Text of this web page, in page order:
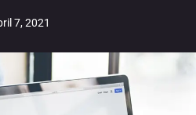
7, 2021